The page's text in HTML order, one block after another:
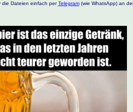
die Dateien einfach perTelegram(wie WhatsApp) an